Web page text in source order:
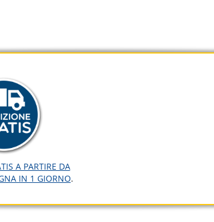
A PARTIRE DA
IN 1 GIORNO.